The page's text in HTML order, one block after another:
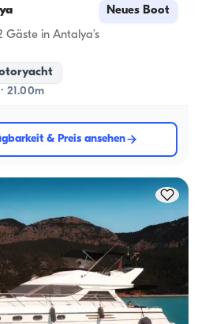
Neues Boot
Gäste in Antalya’s
21.00m
& Preis ansehen